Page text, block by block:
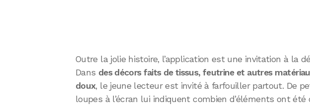
Outre la jolie histoire, l’application est une invitation à la
Dans des décors faits de tissus, feutrine et autres
doux, le jeune lecteur est invité à farfouiller partout. De
loupes à l’écran lui indiquent combien d’éléments ont